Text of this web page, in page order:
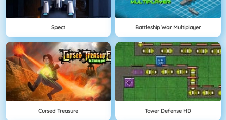
Spect Battleship War Multiplayer
Cursed Treasure Tower Defense HD